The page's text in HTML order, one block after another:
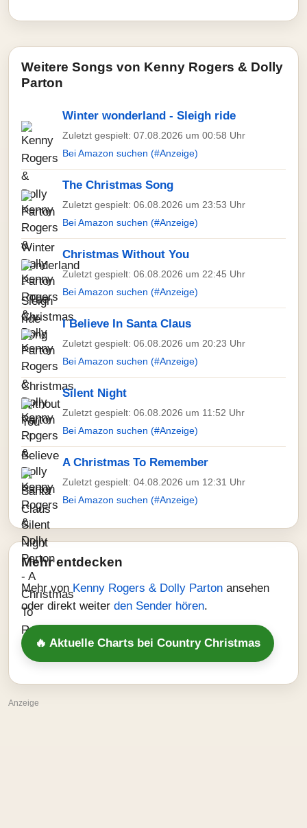
Weitere Songs von Kenny Rogers & Dolly
Parton
Winter wonderland - Sleigh ride
Zuletzt gespielt: 07.08.2026 um 00:58 Uhr
Bei Amazon suchen (#Anzeige)
The Christmas Song
Zuletzt gespielt: 06.08.2026 um 23:53 Uhr
Bei Amazon suchen (#Anzeige)
Christmas Without You
Zuletzt gespielt: 06.08.2026 um 22:45 Uhr
Bei Amazon suchen (#Anzeige)
I Believe In Santa Claus
Zuletzt gespielt: 06.08.2026 um 20:23 Uhr
Bei Amazon suchen (#Anzeige)
Silent Night
Zuletzt gespielt: 06.08.2026 um 11:52 Uhr
Bei Amazon suchen (#Anzeige)
A Christmas To Remember
Zuletzt gespielt: 04.08.2026 um 12:31 Uhr
Bei Amazon suchen (#Anzeige)
Mehr entdecken
Mehr von Kenny Rogers & Dolly Parton ansehen
oder direkt weiter den Sender hören.
🔥 Aktuelle Charts bei Country Christmas
Anzeige